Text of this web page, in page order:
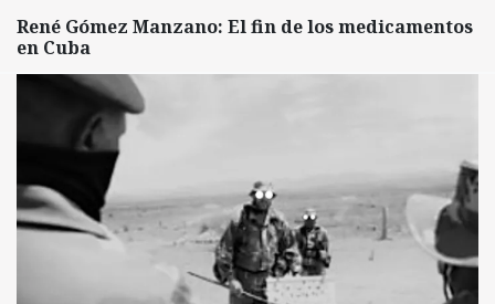
René Gómez Manzano: El fin de los medicamentos
en Cuba